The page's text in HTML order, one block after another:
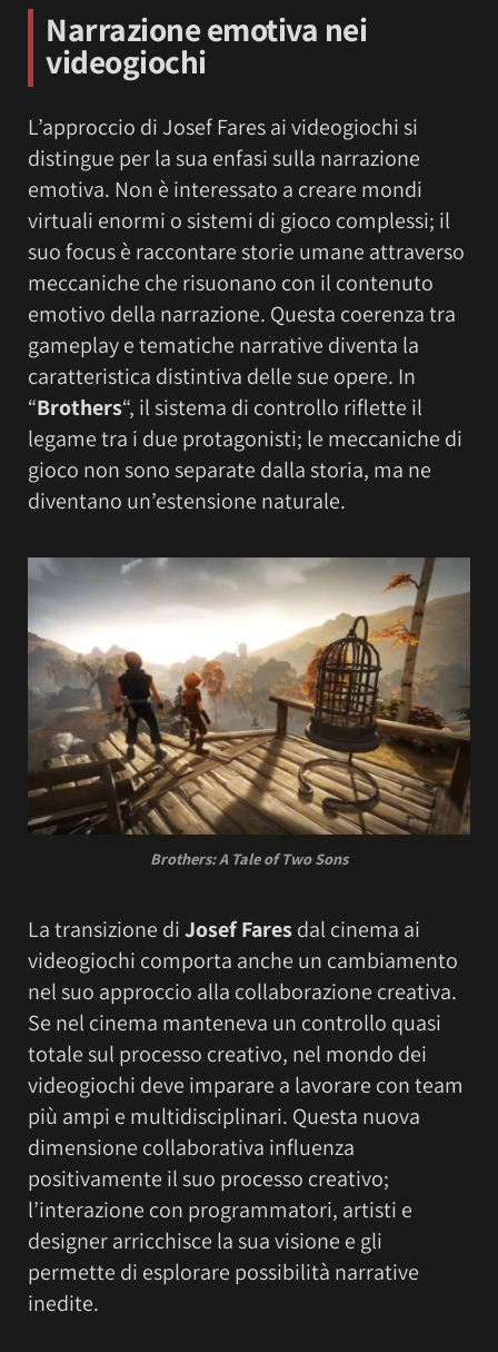
Narrazione emotiva nei
videogiochi
L’approccio di Josef Fares ai videogiochi si
distingue per la sua enfasi sulla narrazione
emotiva. Non è interessato a creare mondi
virtuali enormi o sistemi di gioco complessi; il
suo focus è raccontare storie umane attraverso
meccaniche che risuonano con il contenuto
emotivo della narrazione. Questa coerenza tra
gameplay e tematiche narrative diventa la
caratteristica distintiva delle sue opere. In
“Brothers“, il sistema di controllo riflette il
legame tra i due protagonisti; le meccaniche di
gioco non sono separate dalla storia, ma ne
diventano un’estensione naturale.
Brothers: A Tale of Two Sons
La transizione diJosef Faresdal cinema ai
videogiochi comporta anche un cambiamento
nel suo approccio alla collaborazione creativa.
Se nel cinema manteneva un controllo quasi
totale sul processo creativo, nel mondo dei
videogiochi deve imparare a lavorare con team
più ampi e multidisciplinari. Questa nuova
dimensione collaborativa influenza
positivamente il suo processo creativo;
l’interazione con programmatori, artisti e
designer arricchisce la sua visione e gli
permette di esplorare possibilità narrative
inedite.